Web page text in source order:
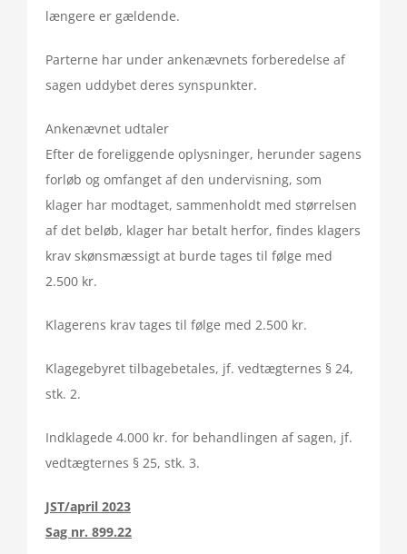
længere er gældende.
Parterne har under ankenævnets forberedelse af
sagen uddybet deres synspunkter.
Ankenævnet udtaler
Efter de foreliggende oplysninger, herunder sagens
forløb og omfanget af den undervisning, som
klager har modtaget, sammenholdt med størrelsen
af det beløb, klager har betalt herfor, findes klagers
krav skønsmæssigt at burde tages til følge med
2.500 kr.
Klagerens krav tages til følge med 2.500 kr.
Klagegebyret tilbagebetales, jf. vedtægternes § 24,
stk. 2.
Indklagede 4.000 kr. for behandlingen af sagen, jf.
vedtægternes § 25, stk. 3.
JST/april 2023
Sag nr. 899.22